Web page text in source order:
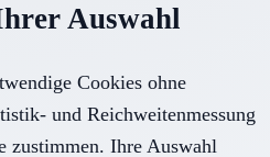
Auswahl
Cookies ohne
und Reichweitenmessung
zustimmen. Ihre Auswahl